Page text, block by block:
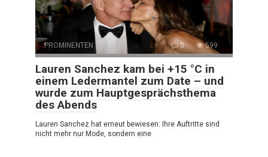
PROMINENTEN 0 599
Lauren Sanchez kam bei +15 °C in
einem Ledermantel zum Date – und
wurde zum Hauptgesprächsthema
des Abends
Lauren Sanchez hat erneut bewiesen: Ihre Auftritte sind
nicht mehr nur Mode, sondern eine